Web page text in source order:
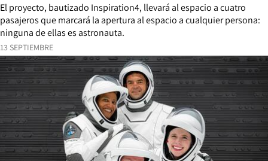
13 SEPTIEMBRE
El proyecto, bautizado Inspiration4, llevará al espacio a cuatro
pasajeros que marcará la apertura al espacio a cualquier persona:
ninguna de ellas es astronauta.